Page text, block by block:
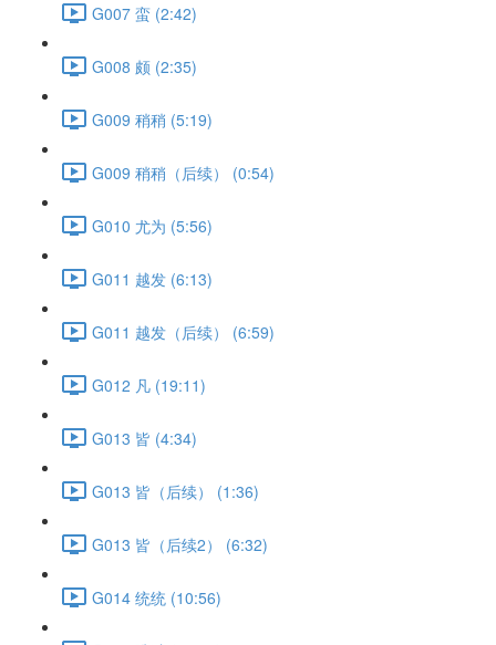
G007 蛮 (2:42)
G008 颇 (2:35)
G009 稍稍 (5:19)
G009 稍稍（后续） (0:54)
G010 尤为 (5:56)
G011 越发 (6:13)
G011 越发（后续） (6:59)
G012 凡 (19:11)
G013 皆 (4:34)
G013 皆（后续） (1:36)
G013 皆（后续2） (6:32)
G014 统统 (10:56)